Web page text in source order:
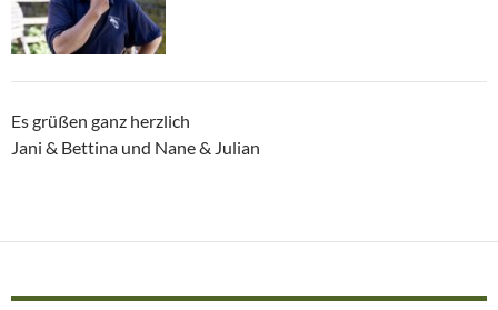
Es grüßen ganz herzlich
Jani & Bettina und Nane & Julian